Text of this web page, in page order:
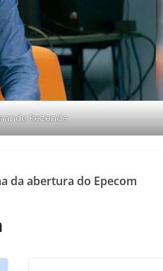
Rezende
da abertura do Epecom